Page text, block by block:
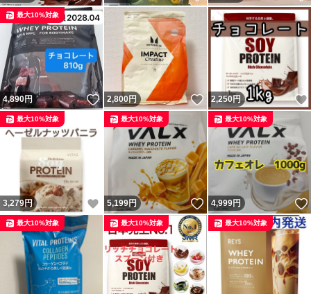
4,890円 いいね！
最大10%対象
2,800円 いいね！
2,250円
3,279円 いいね！
最大10%対象
5,199円 いいね！
最大10%対象
4,999円
最大10%対象
最大10%対象 最大10%対象 最大10%対象